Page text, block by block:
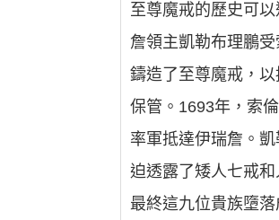
至尊魔戒的歷史可
詹領主凱勒布理鵬
鑄造了至尊魔戒，
保管。1693年，索
率軍抵達伊瑞詹。
迫透露了矮人七戒
最終這九位貴族墮落